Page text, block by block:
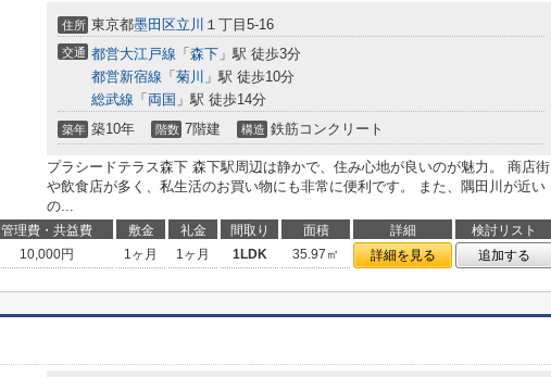
住所 東京都墨田区立川 １丁目5-16
交通 都営大江戸線 「 森下 」駅 徒歩3分
都営新宿線 「 菊川 」駅 徒歩10分
総武線 「 両国 」駅 徒歩14分
築年 築10年 階数 7階建 構造 鉄筋コンクリート
プラシードテラス森下 森下駅周辺は静かで、住み心地が良いのが魅力。 商店街
や飲食店が多く、私生活のお買い物にも非常に便利です。 また、隅田川が近い
の...
管理費・共益費 敷金 礼金 間取り 面積 詳細
検討リスト
10,000円 1ヶ月 1ヶ月 1LDK 35.97㎡ 詳細を見る 追加する